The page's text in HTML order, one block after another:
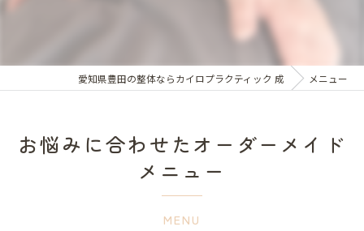
愛知県豊田の整体ならカイロプラクティック 成 メニュー
お悩みに合わせたオーダーメイド
メニュー
MENU